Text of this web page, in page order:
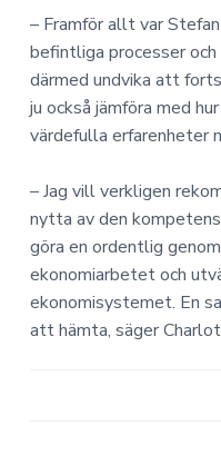
– Framför allt var
befintliga processer
därmed undvika att
ju också jämföra med
värdefulla erfarenheter
– Jag vill verkligen
nytta av den
göra en ordentlig
ekonomiarbetet och
ekonomisystemet. En
att hämta, säger